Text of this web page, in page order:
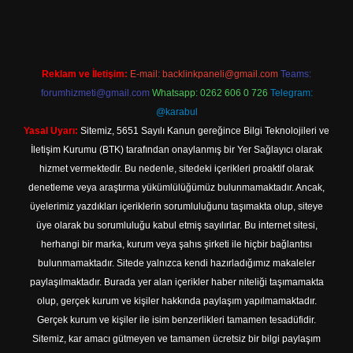
Reklam ve İletişim: E-mail: backlinkpaneli@gmail.com Teams:
forumhizmeti@gmail.com Whatsapp: 0262 606 0 726 Telegram:
@karabul
Yasal Uyarı: Sitemiz, 5651 Sayılı Kanun gereğince Bilgi Teknolojileri ve
İletişim Kurumu (BTK) tarafından onaylanmış bir Yer Sağlayıcı olarak
hizmet vermektedir. Bu nedenle, sitedeki içerikleri proaktif olarak
denetleme veya araştırma yükümlülüğümüz bulunmamaktadır. Ancak,
üyelerimiz yazdıkları içeriklerin sorumluluğunu taşımakta olup, siteye
üye olarak bu sorumluluğu kabul etmiş sayılırlar. Bu internet sitesi,
herhangi bir marka, kurum veya şahıs şirketi ile hiçbir bağlantısı
bulunmamaktadır. Sitede yalnızca kendi hazırladığımız makaleler
paylaşılmaktadır. Burada yer alan içerikler haber niteliği taşımamakta
olup, gerçek kurum ve kişiler hakkında paylaşım yapılmamaktadır.
Gerçek kurum ve kişiler ile isim benzerlikleri tamamen tesadüfidir.
Sitemiz, kar amacı gütmeyen ve tamamen ücretsiz bir bilgi paylaşım